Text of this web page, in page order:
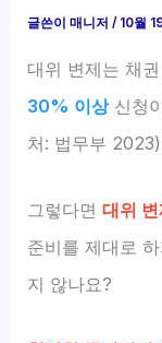
글쓴이매니저/ 10월
대위 변제는 채
30% 이상신청
처: 법무부 2023)
그렇다면대위
준비를 제대로
지 않나요?